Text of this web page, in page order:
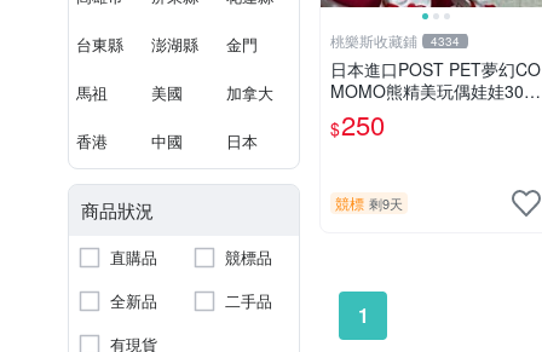
台東縣 澎湖縣 金門
馬祖 美國 加拿大
香港 中國 日本
商品狀況
直購品
競標品
全新品
二手品
有現貨
桃樂斯收藏鋪 4334
日本進口POST PET夢幻CO
MOMO熊精美玩偶娃娃30c
m
$250
競標 剩9天
1